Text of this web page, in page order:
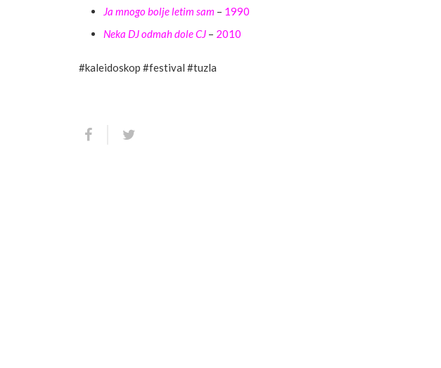
Ja mnogo bolje letim sam – 1990
Neka DJ odmah dole CJ – 2010
#kaleidoskop #festival #tuzla